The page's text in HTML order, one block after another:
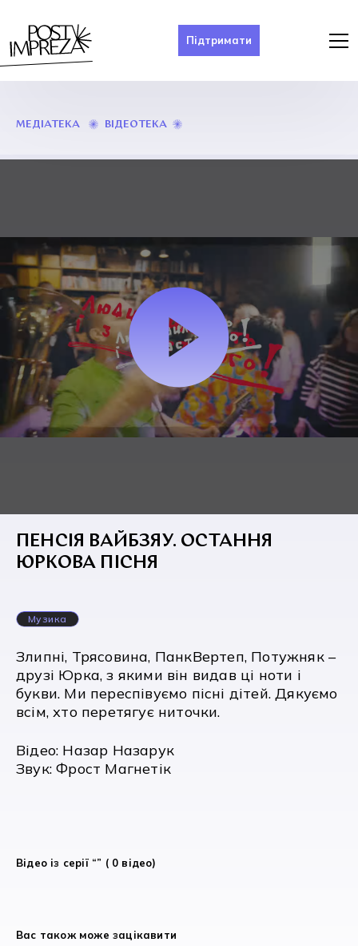
Підтримати
МЕДІАТЕКА ВІДЕОТЕКА
ПЕНСІЯ ВАЙБЗЯУ. ОСТАННЯ
ЮРКОВА ПІСНЯ
Музика
Злипні, Трясовина, ПанкВертеп, Потужняк –
друзі Юрка, з якими він видав ці ноти і
букви. Ми переспівуємо пісні дітей. Дякуємо
всім, хто перетягує ниточки.
Відео: Назар Назарук
Звук: Фрост Магнетік
Відео із серії “” ( 0 відео)
Вас також може зацікавити